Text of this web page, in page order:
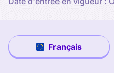
Français